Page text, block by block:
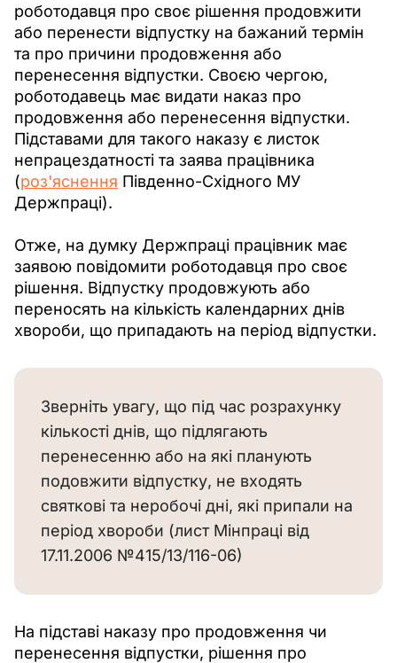
роботодавця про своє рішення продовжити
або перенести відпустку на бажаний термін
та про причини продовження або
перенесення відпустки. Своєю чергою,
роботодавець має видати наказ про
продовження або перенесення відпустки.
Підставами для такого наказу є листок
непрацездатності та заява працівника
(роз'яснення Південно-Східного МУ
Держпраці).
Отже, на думку Держпраці працівник має
заявою повідомити роботодавця про своє
рішення. Відпустку продовжують або
переносять на кількість календарних днів
хвороби, що припадають на період відпустки.
Зверніть увагу, що під час розрахунку
кількості днів, що підлягають
перенесенню або на які планують
подовжити відпустку, не входять
святкові та неробочі дні, які припали на
період хвороби (лист Мінпраці від
17.11.2006 №415/13/116-06)
На підставі наказу про продовження чи
перенесення відпустки, рішення про